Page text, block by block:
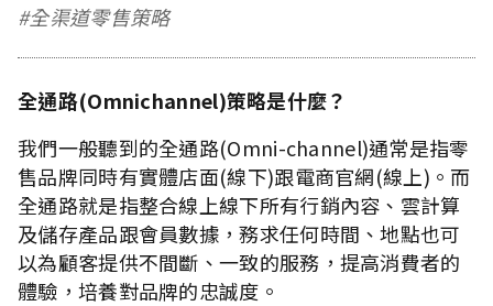
#全渠道零售策略
全通路(Omnichannel)策略是什麼？
我們一般聽到的全通路(Omni-channel)通常是指零
售品牌同時有實體店面(線下)跟電商官網(線上)。而
全通路就是指整合線上線下所有行銷內容、雲計算
及儲存產品跟會員數據，務求任何時間、地點也可
以為顧客提供不間斷、一致的服務，提高消費者的
體驗，培養對品牌的忠誠度。